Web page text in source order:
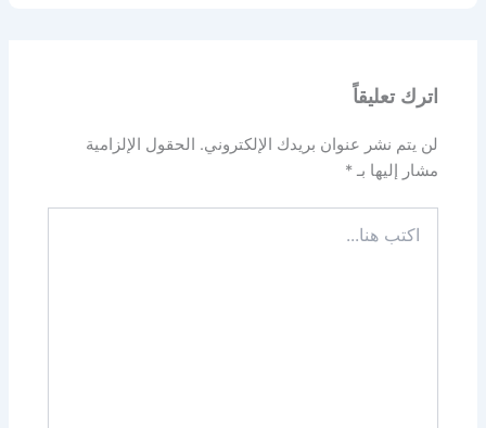
اترك تعليقاً
لن يتم نشر عنوان بريدك الإلكتروني.
الحقول الإلزامية
مشار إليها بـ*
هنا...